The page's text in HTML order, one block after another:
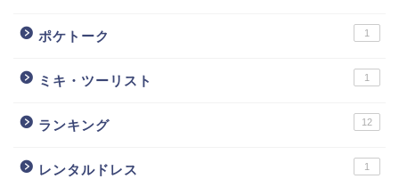
ポケトーク 1
ミキ・ツーリスト 1
ランキング 12
レンタルドレス 1